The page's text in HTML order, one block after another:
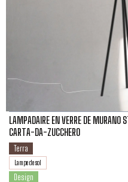
LAMPADAIRE EN VERRE DE MURANO
CARTA-DA-ZUCCHERO
Terra
Lampe de sol
Design